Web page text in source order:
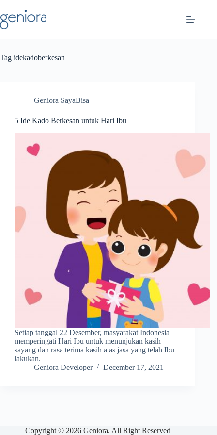
to
content
Tag idekadoberkesan
Geniora SayaBisa
5 Ide Kado Berkesan untuk Hari Ibu
Setiap tanggal 22 Desember, masyarakat Indonesia
memperingati Hari Ibu untuk menunjukan kasih
sayang dan rasa terima kasih atas jasa yang telah Ibu
lakukan.
Geniora Developer
December 17, 2021
Copyright © 2026 Geniora. All Right Reserved